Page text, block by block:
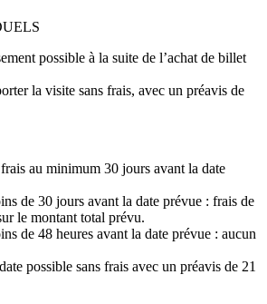
possible à la suite de l’achat de billet
la visite sans frais, avec un préavis de
au minimum 30 jours avant la date
de 30 jours avant la date prévue : frais de
le montant total prévu.
de 48 heures avant la date prévue : aucun
possible sans frais avec un préavis de 21